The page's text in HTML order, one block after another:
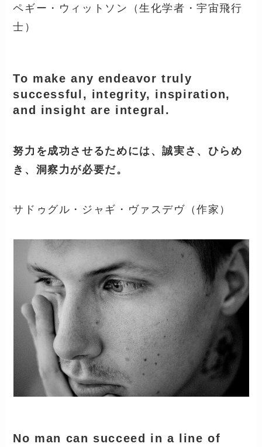
ペギー・ウィットソン（生化学者・宇宙飛行
士）
To make any endeavor truly
successful, integrity, inspiration,
and insight are integral.
努力を成功させるためには、誠実さ、ひらめ
き、洞察力が必要だ。
サドゥグル・ジャギ・ヴァスデヴ（作家）
No man can succeed in a line of